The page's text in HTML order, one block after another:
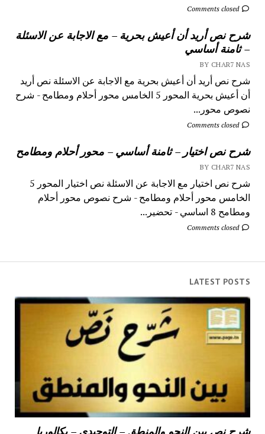
Comments closed
شرح نص أريد أن أعيش بحرية – مع الاجابة عن الاسئلة
– ثامنة أساسي
BY CHAR7 NAS
شرح نص أريد أن أعيش بحرية مع الاجابة عن الاسئلة نص أريد
أن أعيش بحرية المحور 5 الخامس محور أحلام ومطامح - شرح
نصوص محور...
Comments closed
شرح نص اختيار – ثامنة أساسي – محور أحلام ومطامح
BY CHAR7 NAS
شرح نص اختيار مع الاجابة عن الاسئلة نص اختيار المحور 5
الخامس محور أحلام ومطامح - شرح نصوص محور أحلام
ومطامح 8 اساسي - تحضير...
Comments closed
LATEST POSTS
شرح نص بين النحو والمنطق – التوحيدي – بكالوريا